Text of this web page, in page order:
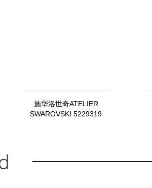
施华洛世奇ATELIER
SWAROVSKI 5229319